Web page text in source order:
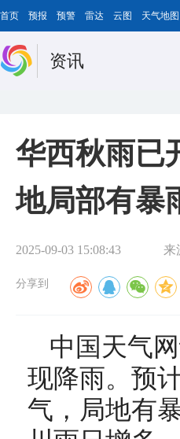
首页 预报 预警 雷达 云图 天气地图
资讯
华西秋雨已
地局部有暴
2025-09-03 15:08:43 来
分享到
中国天气
现降雨。预
气，局地有